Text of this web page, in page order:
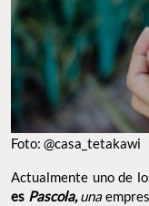
Foto: @casa_tetakawi
Actualmente uno de
es Pascola,una